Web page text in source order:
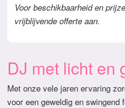
Voor beschikbaarheid en
vrijblijvende offerte aan.
DJ met licht en
Met onze vele jaren ervaring
voor een geweldig en swingend